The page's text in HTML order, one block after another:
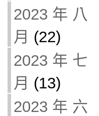
2023 年 八
月 (22)
2023 年 七
月 (13)
2023 年 六